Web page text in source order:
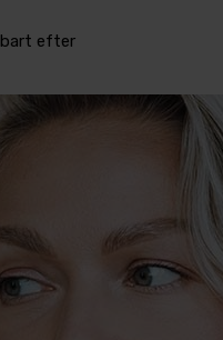
efter